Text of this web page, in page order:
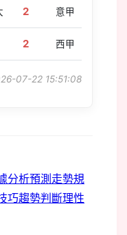
2 意甲
2 西甲
07-22 15:51:08
分析預測走勢規
巧趨勢判斷理性